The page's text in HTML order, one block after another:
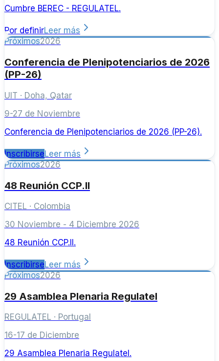
Cumbre BEREC - REGULATEL.
Por definirLeer más
Próximos2026
Conferencia de Plenipotenciarios de 2026
(PP-26)
UIT · Doha, Qatar
9-27 de Noviembre
Conferencia de Plenipotenciarios de 2026 (PP-26).
InscribirseLeer más
Próximos2026
48 Reunión CCP.II
CITEL · Colombia
30 Noviembre - 4 Diciembre 2026
48 Reunión CCP.II.
InscribirseLeer más
Próximos2026
29 Asamblea Plenaria Regulatel
REGULATEL · Portugal
16-17 de Diciembre
29 Asamblea Plenaria Regulatel.